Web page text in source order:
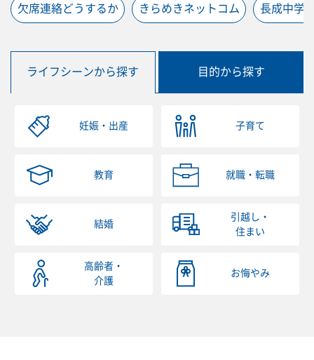
欠席連絡どうするか きらめきネットコム 長成中学
ライフシーンから探す 目的から探す
妊娠・出産 子育て
教育 就職・転職
結婚
引越し・
住まい
高齢者・
介護
お悔やみ